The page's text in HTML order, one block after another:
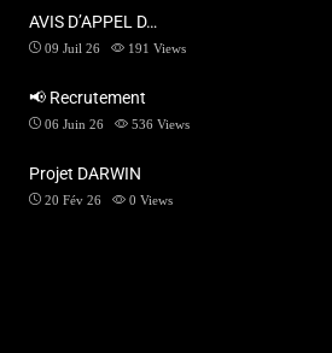
AVIS D’APPEL D…
09 Juil 26 191Views
📢 Recrutement
06 Juin 26 536Views
Projet DARWIN
20 Fév 26 0Views